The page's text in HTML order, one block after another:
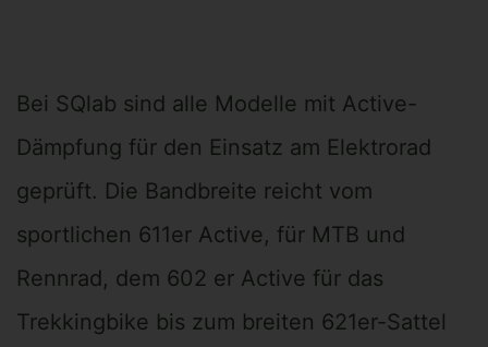
Bei SQlab sind alle Modelle mit Active-
Dämpfung für den Einsatz am Elektrorad
geprüft. Die Bandbreite reicht vom
sportlichen 611er Active, für MTB und
Rennrad, dem 602 er Active für das
Trekkingbike bis zum breiten 621er-Sattel